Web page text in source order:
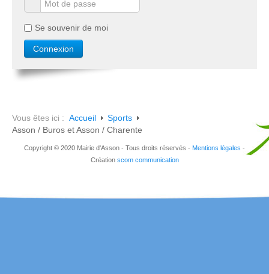
Se souvenir de moi
Vous êtes ici : Accueil
Sports
Asson / Buros et Asson / Charente
Copyright © 2020 Mairie d'Asson - Tous droits réservés - Mentions légales -
Création scom communication